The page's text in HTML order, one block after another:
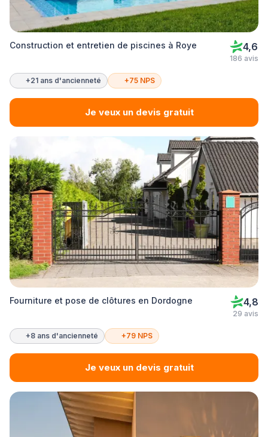
Construction et entretien de piscines à Roye 4,6
186 avis
+21 ans d'ancienneté +75 NPS
Je veux un devis gratuit
Fourniture et pose de clôtures en Dordogne 4,8
29 avis
+8 ans d'ancienneté +79 NPS
Je veux un devis gratuit